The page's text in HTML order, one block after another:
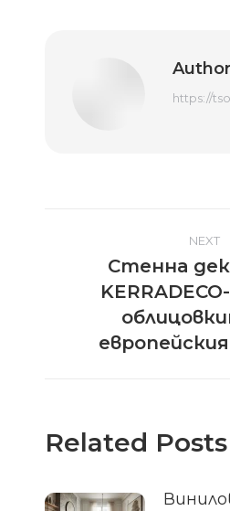
https://
navigation
NEXT
Стенна
Related Posts